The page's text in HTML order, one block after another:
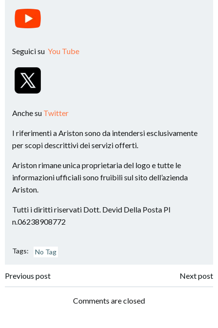
Seguici su You Tube
Anche su Twitter
I riferimenti a Ariston sono da intendersi esclusivamente
per scopi descrittivi dei servizi offerti.
Ariston rimane unica proprietaria del logo e tutte le
informazioni ufficiali sono fruibili sul sito dell’azienda
Ariston.
Tutti i diritti riservati Dott. Devid Della Posta PI
n.06238908772
Tags: No Tag
Post
navigation
Previous post
navigation
Next post
Comments are closed